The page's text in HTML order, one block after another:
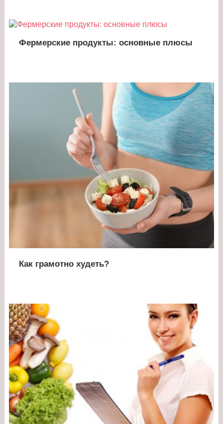
Фермерские продукты: основные плюсы
Как грамотно худеть?